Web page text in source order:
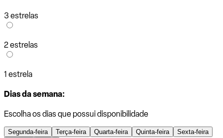
3 estrelas
2 estrelas
1 estrela
Dias da semana:
Escolha os dias que possui disponibilidade
Segunda-feira Terça-feira Quarta-feira Quinta-feira
Sexta-feira